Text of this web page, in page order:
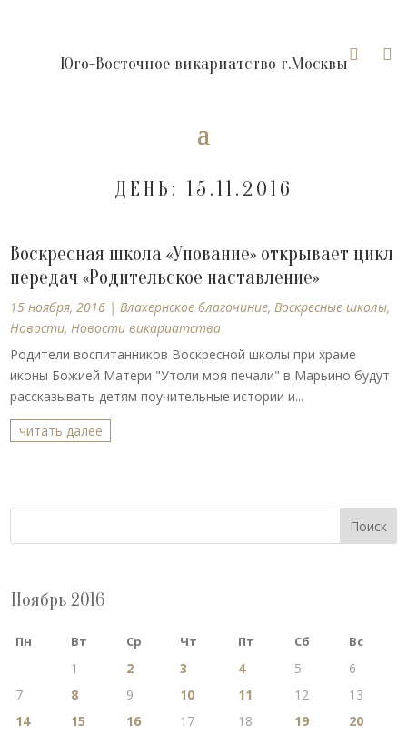
 
Юго-Восточное викариатство г.Москвы
ДЕНЬ: 15.11.2016
Воскресная школа «Упование» открывает цикл
передач «Родительское наставление»
15 ноября, 2016 |Влахернское благочиние,Воскресные школы,
Новости,Новости викариатства
Родители воспитанников Воскресной школы при храме
иконы Божией Матери "Утоли моя печали" в Марьино будут
рассказывать детям поучительные истории и...
читать далее
Поиск
Ноябрь 2016
Пн Вт Ср Чт Пт Сб Вс
1 2 3 4 5
6
7
8 9 10 11 12
13
14
15 16 17 18 19
20